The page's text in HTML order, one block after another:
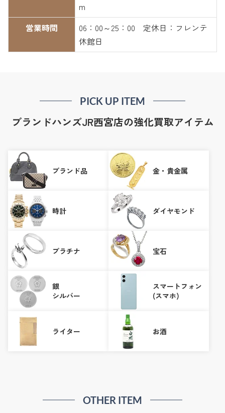
m
営業時間
06：00～25：00 定休日：フレンテ
休館日
PICK UP ITEM
ブランドハンズJR西宮店の強化買取アイテム
ブランド品 金・貴金属
時計 ダイヤモンド
プラチナ 宝石
銀
シルバー
スマートフォン
(スマホ)
ライター お酒
OTHER ITEM